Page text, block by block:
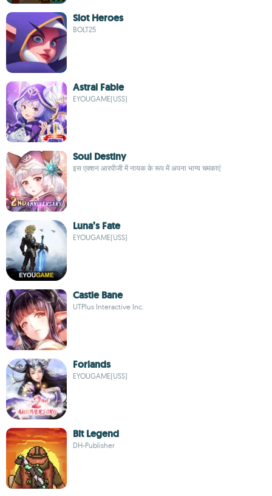
Slot Heroes
BOLT25
Astral Fable
EYOUGAME(USS)
Soul Destiny
इस एक्शन आरपीजी में नायक के रूप में अपना भाग्य चमकाएं
Luna’s Fate
EYOUGAME(USS)
Castle Bane
UTPlus Interactive Inc.
Forlands
EYOUGAME(USS)
Bit Legend
DH-Publisher